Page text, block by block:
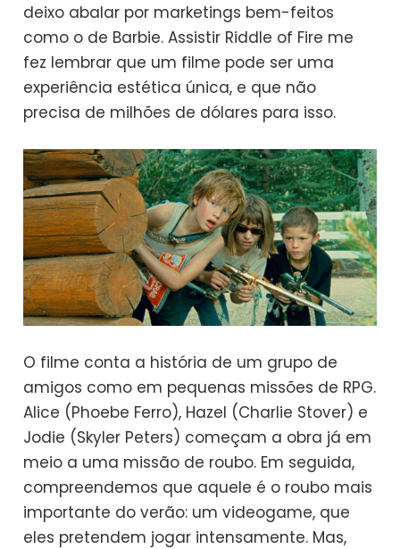
deixo abalar por marketings bem-feitos
como o de Barbie. Assistir Riddle of Fire me
fez lembrar que um filme pode ser uma
experiência estética única, e que não
precisa de milhões de dólares para isso.
O filme conta a história de um grupo de
amigos como em pequenas missões de RPG.
Alice (Phoebe Ferro), Hazel (Charlie Stover) e
Jodie (Skyler Peters) começam a obra já em
meio a uma missão de roubo. Em seguida,
compreendemos que aquele é o roubo mais
importante do verão: um videogame, que
eles pretendem jogar intensamente. Mas,